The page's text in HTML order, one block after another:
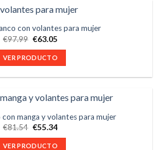
con volantes para mujer
€97.99 €63.05
VER PRODUCTO
manga y volantes para mujer
€81.54 €55.34
VER PRODUCTO